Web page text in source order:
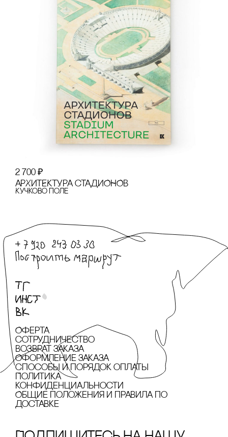
2 700 ₽
АРХИТЕКТУРА сТАДИОНОВ
Кучково поле
Оферта
сотрудничество
Возврат заказа
Оформление заказа
cпособы и порядок оплаты
Политика
конфиденциальности
Общие положения и правила по
доставке